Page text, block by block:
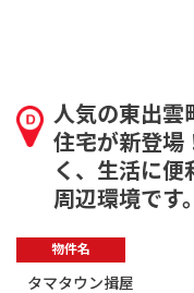
人気の東出雲
住宅が新登場
く、生活に便
周辺環境です。
物件名
タマタウン揖屋